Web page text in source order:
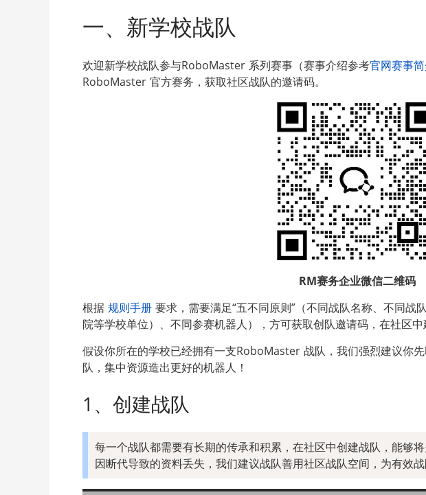
一、新学校战队
欢迎新学校战队参与RoboMaster 系列赛事（赛事介绍参考官网赛事
RoboMaster 官方赛务，获取社区战队的邀请码。
RM赛务企业微信二维码
根据 规则手册 要求，需要满足“五不同原则”（不同战队名称、不同战
院等学校单位）、不同参赛机器人），方可获取创队邀请码，在社区
假设你所在的学校已经拥有一支RoboMaster 战队，我们强烈建议你
队，集中资源造出更好的机器人！
1、创建战队
每一个战队都需要有长期的传承和积累，在社区中创建战队，能够
因断代导致的资料丢失，我们建议战队善用社区战队空间，为有效战